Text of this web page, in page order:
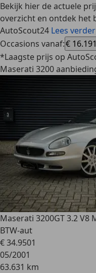
Bekijk hier de actuele
overzicht en ontdek het
AutoScout24 Lees verder
Occasions vanaf:€
*Laagste prijs op
Maserati 3200
Maserati 3200GT 3.2 V8
BTW-aut
€ 34.9501
05/2001
63.631 km